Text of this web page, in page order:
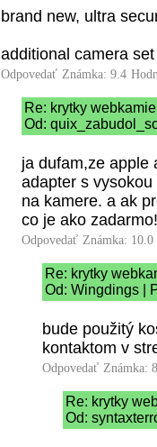
brand new, ultra
additional camera
Odpovedať Známka: 9.4
Re: krytky
Od:
ja dufam,ze apple
adapter s
na kamere. a ak
co je ako zadarmo!
Odpovedať Známka: 10.0
Re: krytky
Od: Wingdings |
bude použitý
kontaktom v
Odpovedať Známka:
Re: krytky
Od: